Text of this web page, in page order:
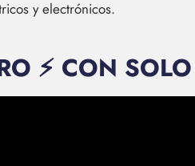
y electrónicos.
⚡ CON